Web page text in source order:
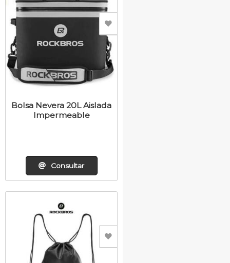
Bolsa Nevera 20L Aislada
Impermeable
Consultar